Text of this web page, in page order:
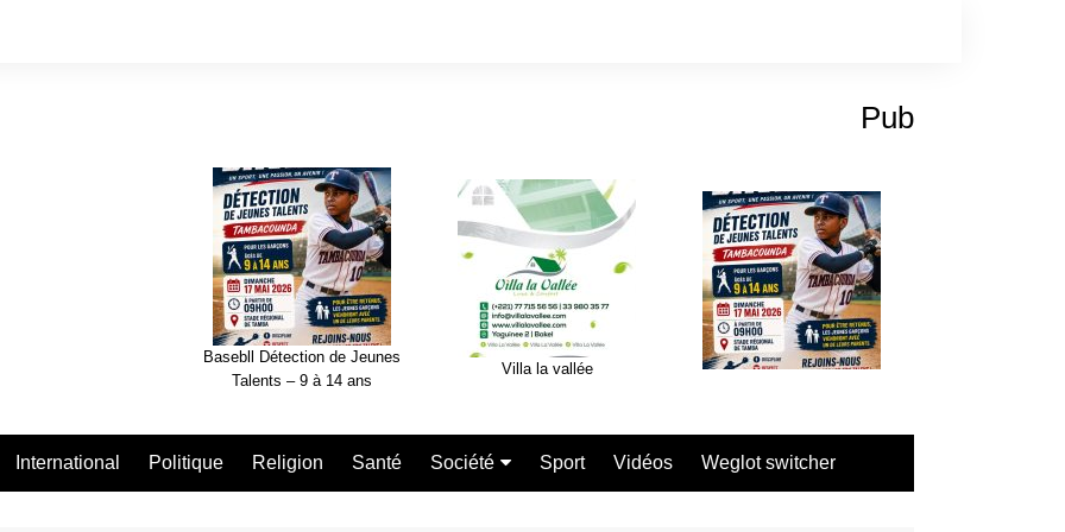
Pub
Basebll Détection de Jeunes
Talents – 9 à 14 ans
Villa la vallée
International Politique Religion Santé Société Sport Vidéos Weglot switcher